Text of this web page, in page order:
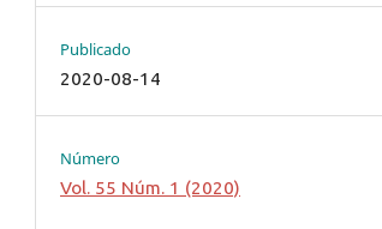
Publicado
2020-08-14
Número
Vol. 55 Núm. 1 (2020)